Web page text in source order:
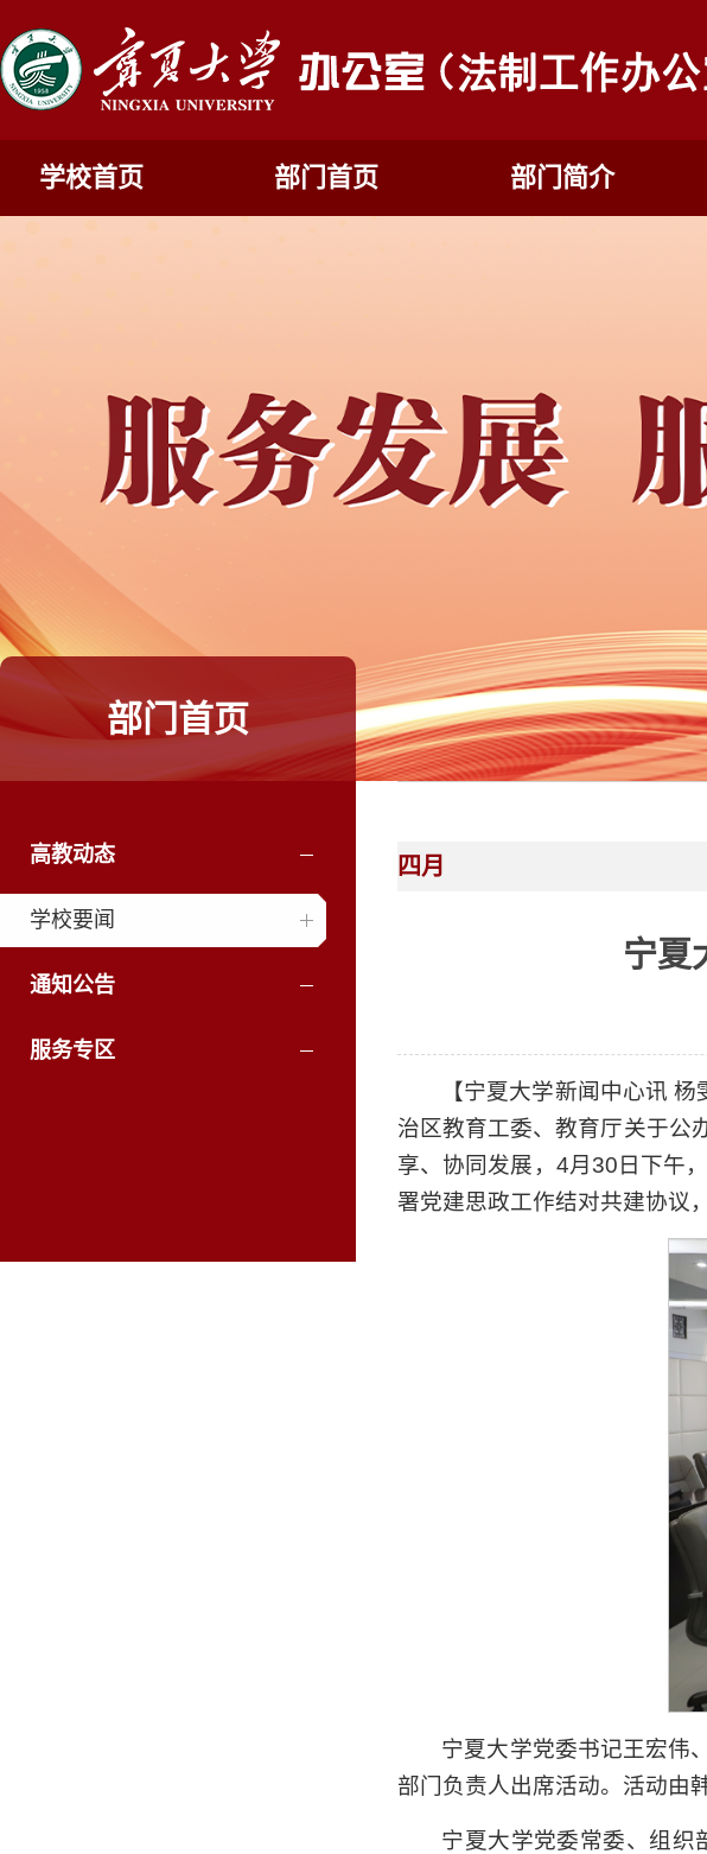
学校首页 部门首页 部门简介
部门首页
高教动态
学校要闻
通知公告
服务专区
四月
宁夏
【宁夏大学新闻中心讯
治区教育工委、教育厅关于公
享、协同发展，4月30日下午
署党建思政工作结对共建协议
宁夏大学党委书记王宏伟
部门负责人出席活动。活动由
宁夏大学党委常委、组织